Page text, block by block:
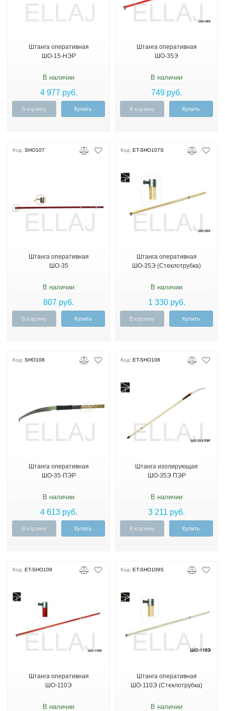
Штанга оперативная
ШО-15-НЭР
В наличии
4 977 руб.
В корзину Купить
Штанга оперативная
ШО-35Э
В наличии
749 руб.
В корзину Купить
Код: SHO107
Штанга оперативная
ШО-35
В наличии
807 руб.
В корзину Купить
Код: ET-SHO107S
Штанга оперативная
ШО-35Э (Стеклотрубка)
В наличии
1 330 руб.
В корзину Купить
Код: SHO108
Штанга оперативная
ШО-35-ПЭР
В наличии
4 613 руб.
В корзину Купить
Код: ET-SHO108
Штанга изолирующая
ШО-35Э ПЭР
В наличии
3 211 руб.
В корзину Купить
Код: ET-SHO109
Штанга оперативная
ШО-110Э
В наличии
Код: ET-SHO109S
Штанга оперативная
ШО-110Э (Стеклотрубка)
В наличии